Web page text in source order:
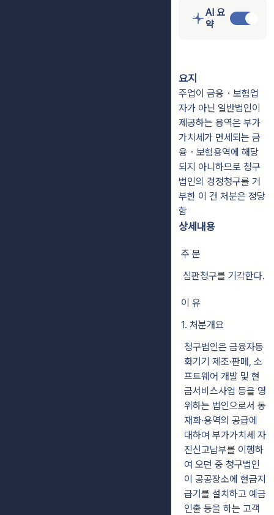
AI 요
약
요지
주업이 금융・보험업
자가 아닌 일반법인이
제공하는 용역은 부가
가치세가 면세되는 금
융・보험용역에 해당
되지 아니하므로 청구
법인의 경정청구를 거
부한 이 건 처분은 정당
함
상세내용
주 문
심판청구를 기각한다.
이 유
1. 처분개요
청구법인은 금융자동
화기기 제조·판매, 소
프트웨어 개발 및 현
금서비스사업 등을 영
위하는 법인으로서 동
재화·용역의 공급에
대하여 부가가치세 자
진신고납부를 이행하
여 오던 중 청구법인
이 공공장소에 현금지
급기를 설치하고 예금
인출 등을 하는 고객